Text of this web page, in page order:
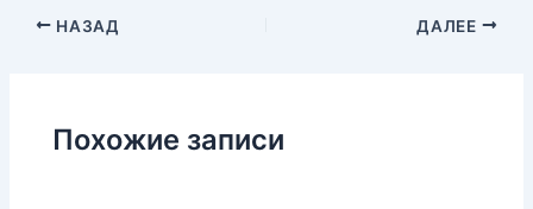
НАЗАД ДАЛЕЕ
Похожие записи